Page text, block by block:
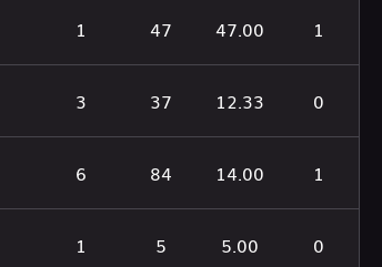
1 47 47.00 1
3 37 12.33 0
6 84 14.00 1
1 5 5.00 0